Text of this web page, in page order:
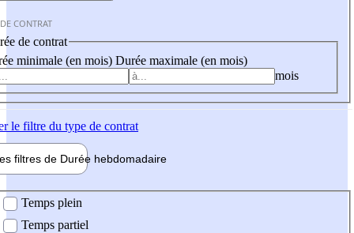
CONTRAT
de contrat
minimale (en mois) Durée maximale (en mois)
mois
le filtre du type de contrat
filtres de Durée hebdomadaire
Temps plein
Temps partiel